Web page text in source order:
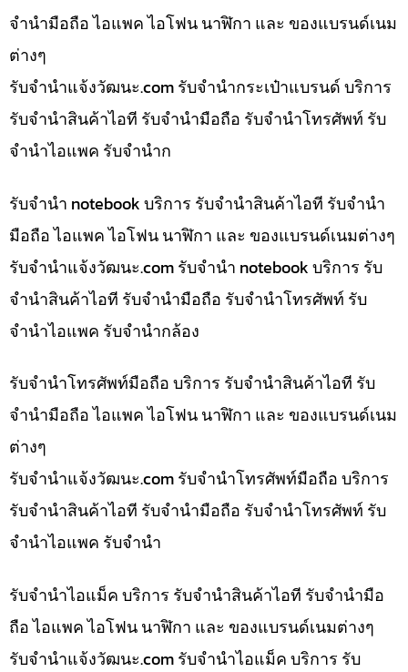
จำนำมือถือ ไอแพค ไอโฟน นาฬิกา และ ของแบรนด์เนม
ต่างๆ
รับจํานําแจ้งวัฒนะ.com รับจำนำกระเป๋าแบรนด์ บริการ
รับจำนำสินค้าไอที รับจำนำมือถือ รับจำนำโทรศัพท์ รับ
จำนำไอแพค รับจำนำก
รับจำนำ notebook บริการ รับจำนำสินค้าไอที รับจำนำ
มือถือ ไอแพค ไอโฟน นาฬิกา และ ของแบรนด์เนมต่างๆ
รับจํานําแจ้งวัฒนะ.com รับจำนำ notebook บริการ รับ
จำนำสินค้าไอที รับจำนำมือถือ รับจำนำโทรศัพท์ รับ
จำนำไอแพค รับจำนำกล้อง
รับจำนำโทรศัพท์มือถือ บริการ รับจำนำสินค้าไอที รับ
จำนำมือถือ ไอแพค ไอโฟน นาฬิกา และ ของแบรนด์เนม
ต่างๆ
รับจํานําแจ้งวัฒนะ.com รับจำนำโทรศัพท์มือถือ บริการ
รับจำนำสินค้าไอที รับจำนำมือถือ รับจำนำโทรศัพท์ รับ
จำนำไอแพค รับจำนำ
รับจำนำไอแม็ค บริการ รับจำนำสินค้าไอที รับจำนำมือ
ถือ ไอแพค ไอโฟน นาฬิกา และ ของแบรนด์เนมต่างๆ
รับจํานําแจ้งวัฒนะ.com รับจำนำไอแม็ค บริการ รับ